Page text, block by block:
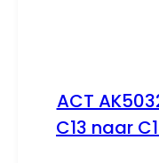
ACT
C13 naar